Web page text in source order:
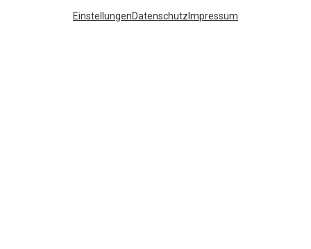
EinstellungenDatenschutz Impressum